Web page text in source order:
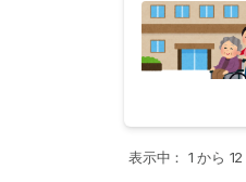
表示中： 1 から 12